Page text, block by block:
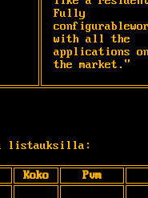
Fully
with all the
applications
the market."
listauksilla:
Koko Pvm